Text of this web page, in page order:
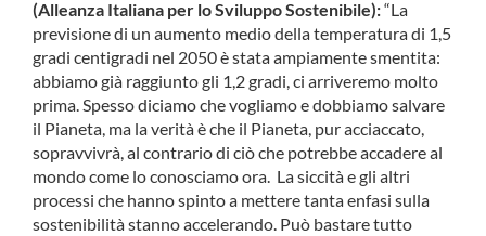
(Alleanza Italiana per lo Sviluppo Sostenibile):“La
previsione di un aumento medio della temperatura di 1,5
gradi centigradi nel 2050 è stata ampiamente smentita:
abbiamo già raggiunto gli 1,2 gradi, ci arriveremo molto
prima. Spesso diciamo che vogliamo e dobbiamo salvare
il Pianeta, ma la verità è che il Pianeta, pur acciaccato,
sopravvivrà, al contrario di ciò che potrebbe accadere al
mondo come lo conosciamo ora. La siccità e gli altri
processi che hanno spinto a mettere tanta enfasi sulla
sostenibilità stanno accelerando. Può bastare tutto